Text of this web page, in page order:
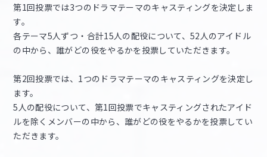
第1回投票では3つのドラマテーマのキャスティングを決定しま
す。
各テーマ5人ずつ・合計15人の配役について、52人のアイドル
の中から、誰がどの役をやるかを投票していただきます。
第2回投票では、1つのドラマテーマのキャスティングを決定し
ます。
5人の配役について、第1回投票でキャスティングされたアイド
ルを除くメンバーの中から、誰がどの役をやるかを投票してい
ただきます。